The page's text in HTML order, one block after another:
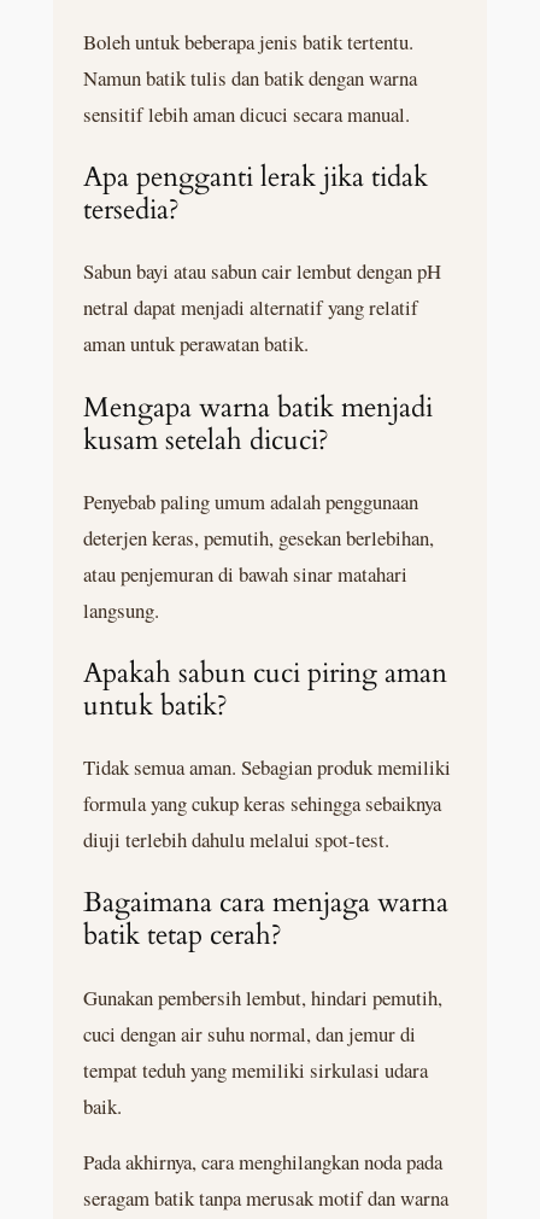
Boleh untuk beberapa jenis batik tertentu.
Namun batik tulis dan batik dengan warna
sensitif lebih aman dicuci secara manual.
Apa pengganti lerak jika tidak
tersedia?
Sabun bayi atau sabun cair lembut dengan pH
netral dapat menjadi alternatif yang relatif
aman untuk perawatan batik.
Mengapa warna batik menjadi
kusam setelah dicuci?
Penyebab paling umum adalah penggunaan
deterjen keras, pemutih, gesekan berlebihan,
atau penjemuran di bawah sinar matahari
langsung.
Apakah sabun cuci piring aman
untuk batik?
Tidak semua aman. Sebagian produk memiliki
formula yang cukup keras sehingga sebaiknya
diuji terlebih dahulu melalui spot-test.
Bagaimana cara menjaga warna
batik tetap cerah?
Gunakan pembersih lembut, hindari pemutih,
cuci dengan air suhu normal, dan jemur di
tempat teduh yang memiliki sirkulasi udara
baik.
Pada akhirnya, cara menghilangkan noda pada
seragam batik tanpa merusak motif dan warna